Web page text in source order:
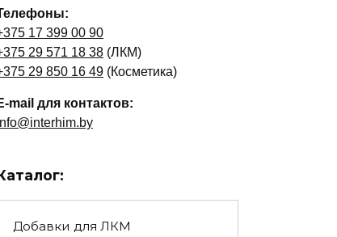
17 399 00 90
29 571 18 38 (ЛКМ)
29 850 16 49 (Косметика)
mail для контактов:
Добавки для ЛКМ